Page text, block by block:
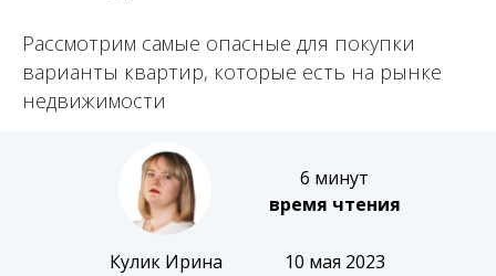
Рассмотрим самые опасные для покупки
варианты квартир, которые есть на рынке
недвижимости
10 мая 2023
6 минут
время чтения
Кулик Ирина